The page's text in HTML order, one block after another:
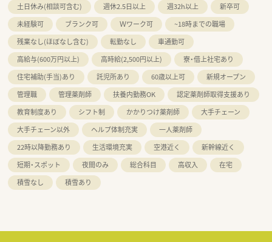
土日休み(相談可含む)
週休2.5日以上 週32h以上
新卒可
未経験可
ブランク可 Ｗワーク可
~18時までの職場
残業なし(ほぼなし含む)
転勤なし
車通勤可
高給与(600万円以上)
高時給(2,500円以上)
寮・借上社宅あり
住宅補助(手当)あり
託児所あり 60歳以上可
新規オープン
管理職
管理薬剤師 扶養内勤務OK
認定薬剤師取得支援あり
教育制度あり
シフト制 かかりつけ薬剤師
大手チェーン
大手チェーン以外
ヘルプ体制充実
一人薬剤師
22時以降勤務あり
生活環境充実 空港近く
新幹線近く
短期・スポット
夜間のみ 総合科目 高収入
在宅
積雪なし
積雪あり